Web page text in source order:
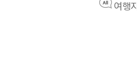
여행지